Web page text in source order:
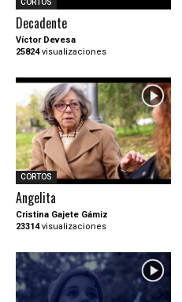
Decadente
Víctor Devesa
25824visualizaciones
CORTOS
Angelita
Cristina Gajete Gámiz
23314visualizaciones